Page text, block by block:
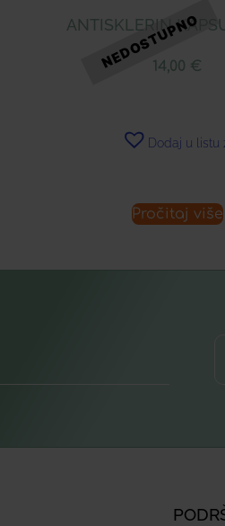
ANTISKLERIN
14,00 €
Dodaj u listu
Pročitaj više